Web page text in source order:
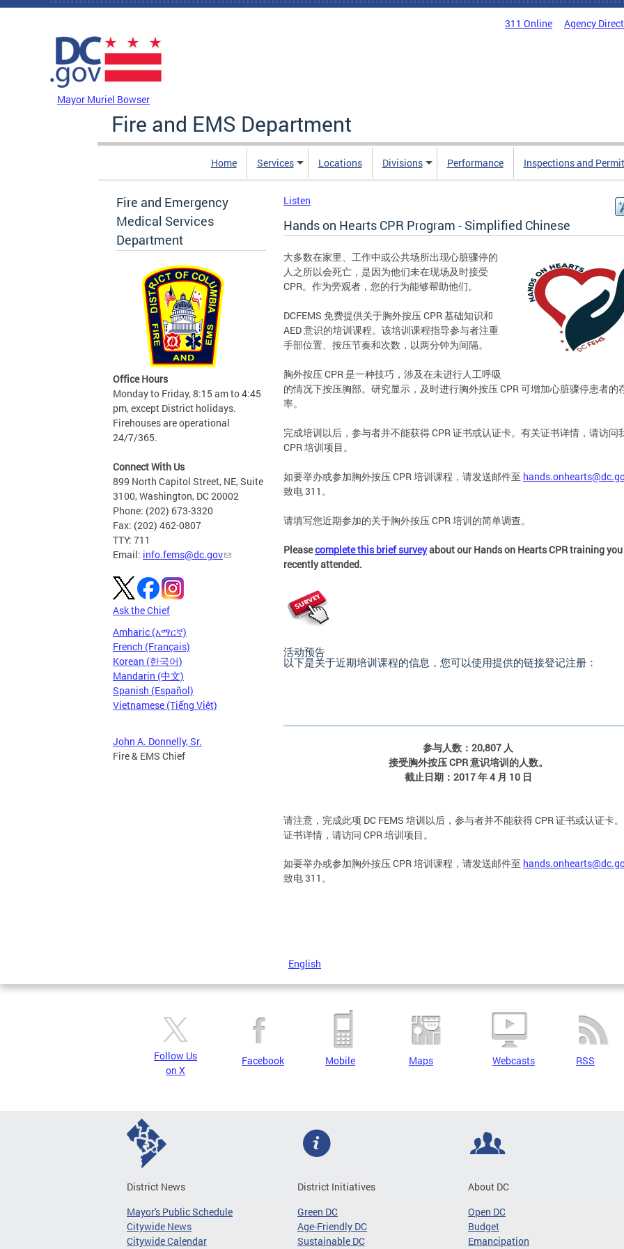
Skip to main content
311 Online Agency
Mayor Muriel Bowser
Fire and EMS Department
Home Services Locations Divisions Performance Inspections and
Fire and Emergency
Medical Services
Department
Office Hours
Monday to Friday, 8:15 am to 4:45
pm, except District holidays.
Firehouses are operational
24/7/365.
Connect With Us
899 North Capitol Street, NE, Suite
3100, Washington, DC 20002
Phone: (202) 673-3320
Fax: (202) 462-0807
TTY: 711
Email: info.fems@dc.gov
Ask the Chief
Amharic (አማርኛ)
French (Français)
Korean (한국어)
Mandarin (中文)
Spanish (Español)
Vietnamese (Tiếng Việt)
John A. Donnelly, Sr.
Fire & EMS Chief
Listen
Hands on Hearts CPR Program - Simplified Chinese
大多数在家里、工作中或公共场所出现心脏骤停的
人之所以会死亡，是因为他们未在现场及时接受
CPR。作为旁观者，您的行为能够帮助他们。
DCFEMS 免费提供关于胸外按压 CPR 基础知识和
AED 意识的培训课程。该培训课程指导参与者注重
手部位置、按压节奏和次数，以两分钟为间隔。
胸外按压 CPR 是一种技巧，涉及在未进行人工呼吸
的情况下按压胸部。研究显示，及时进行胸外按压 CPR 可增加心脏骤停患者的
率。
完成培训以后，参与者并不能获得 CPR 证书或认证卡。有关证书详情，请访问
CPR 培训项目。
如要举办或参加胸外按压 CPR 培训课程，请发送邮件至
致电 311。
请填写您近期参加的关于胸外按压 CPR 培训的简单调查。
Pleasecomplete this brief surveyabout our Hands on Hearts CPR training you
recently attended.
活动预告
以下是关于近期培训课程的信息，您可以使用提供的链接登记注册：
参与人数：20,807 人
接受胸外按压 CPR 意识培训的人数。
截止日期：2017 年 4 月 10 日
请注意，完成此项 DC FEMS 培训以后，参与者并不能获得 CPR 证书或认证卡
证书详情，请访问 CPR 培训项目。
如要举办或参加胸外按压 CPR 培训课程，请发送邮件至
致电 311。
English
Follow Us
on X
Facebook Mobile Maps Webcasts RSS
District News
Mayor's Public Schedule
Citywide News
Citywide Calendar
District Initiatives
Green DC
Age-Friendly DC
Sustainable DC
About DC
Open DC
Budget
Emancipation